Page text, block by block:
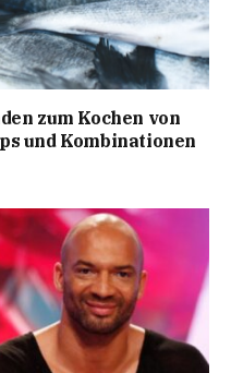
zum Kochen von
und Kombinationen